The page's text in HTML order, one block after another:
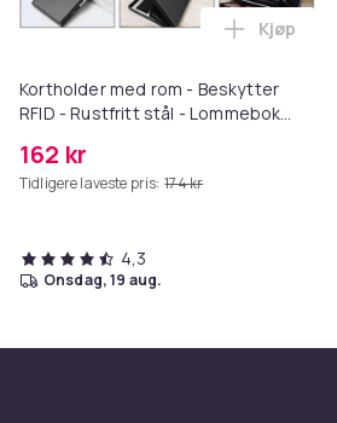
Kortholder med rom - Beskytter
RFID - Rustfritt stål - Lommebok
162 kr
Tidligere laveste pris: 174 kr
Legg
Kjøp
4,3
onsdag, 19 aug.